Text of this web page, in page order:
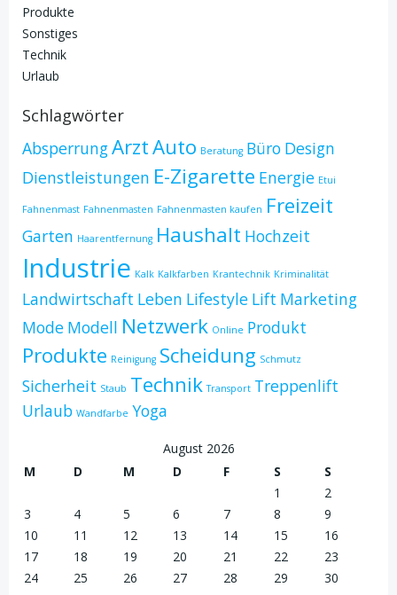
Produkte
Sonstiges
Technik
Urlaub
Schlagwörter
AbsperrungArztAuto Beratung Büro Design
Dienstleistungen E-Zigarette Energie Etui
Fahnenmast Fahnenmasten Fahnenmasten kaufen Freizeit
Garten Haarentfernung Haushalt Hochzeit
Industrie Kalk Kalkfarben Krantechnik Kriminalität
Landwirtschaft Leben Lifestyle Lift Marketing
Mode Modell Netzwerk Online Produkt
Produkte Reinigung Scheidung Schmutz
Sicherheit Staub Technik Transport Treppenlift
Urlaub Wandfarbe Yoga
August 2026
M
D M D F S
S
1
2
3
4 5 6 7 8
9
10
11 12 13 14 15
16
17
18 19 20 21 22
23
24
25 26 27 28 29
30